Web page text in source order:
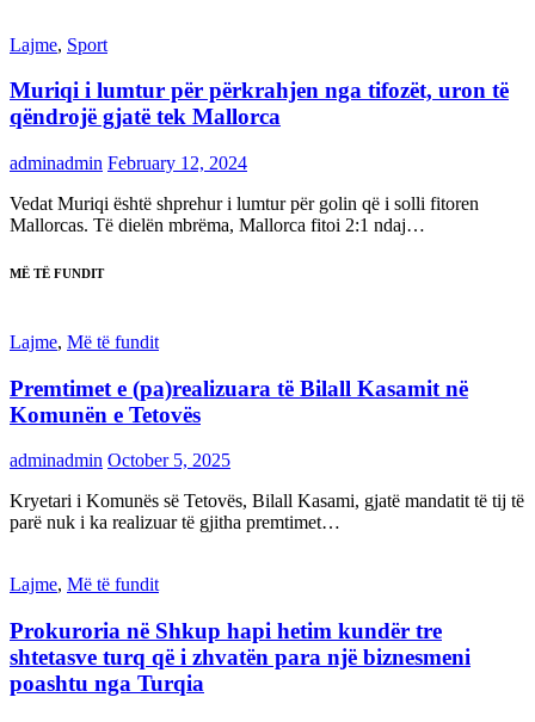
Lajme, Sport
Muriqi i lumtur për përkrahjen nga tifozët, uron të
qëndrojë gjatë tek Mallorca
adminadmin February 12, 2024
Vedat Muriqi është shprehur i lumtur për golin që i solli fitoren
Mallorcas. Të dielën mbrëma, Mallorca fitoi 2:1 ndaj…
MË TË FUNDIT
Lajme, Më të fundit
Premtimet e (pa)realizuara të Bilall Kasamit në
Komunën e Tetovës
adminadmin October 5, 2025
Kryetari i Komunës së Tetovës, Bilall Kasami, gjatë mandatit të tij të
parë nuk i ka realizuar të gjitha premtimet…
Lajme, Më të fundit
Prokuroria në Shkup hapi hetim kundër tre
shtetasve turq që i zhvatën para një biznesmeni
poashtu nga Turqia